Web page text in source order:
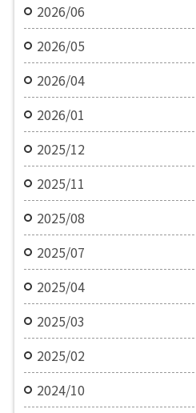
2026/06
2026/05
2026/04
2026/01
2025/12
2025/11
2025/08
2025/07
2025/04
2025/03
2025/02
2024/10